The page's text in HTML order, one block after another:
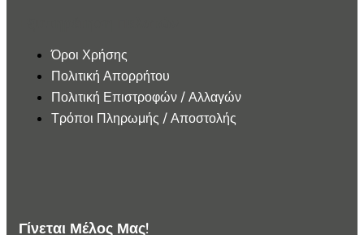
Όροι Χρήσης
Πολιτική Απορρήτου
Πολιτική Επιστροφών / Αλλαγών
Τρόποι Πληρωμής / Αποστολής
Γίνεται Μέλος Μας!